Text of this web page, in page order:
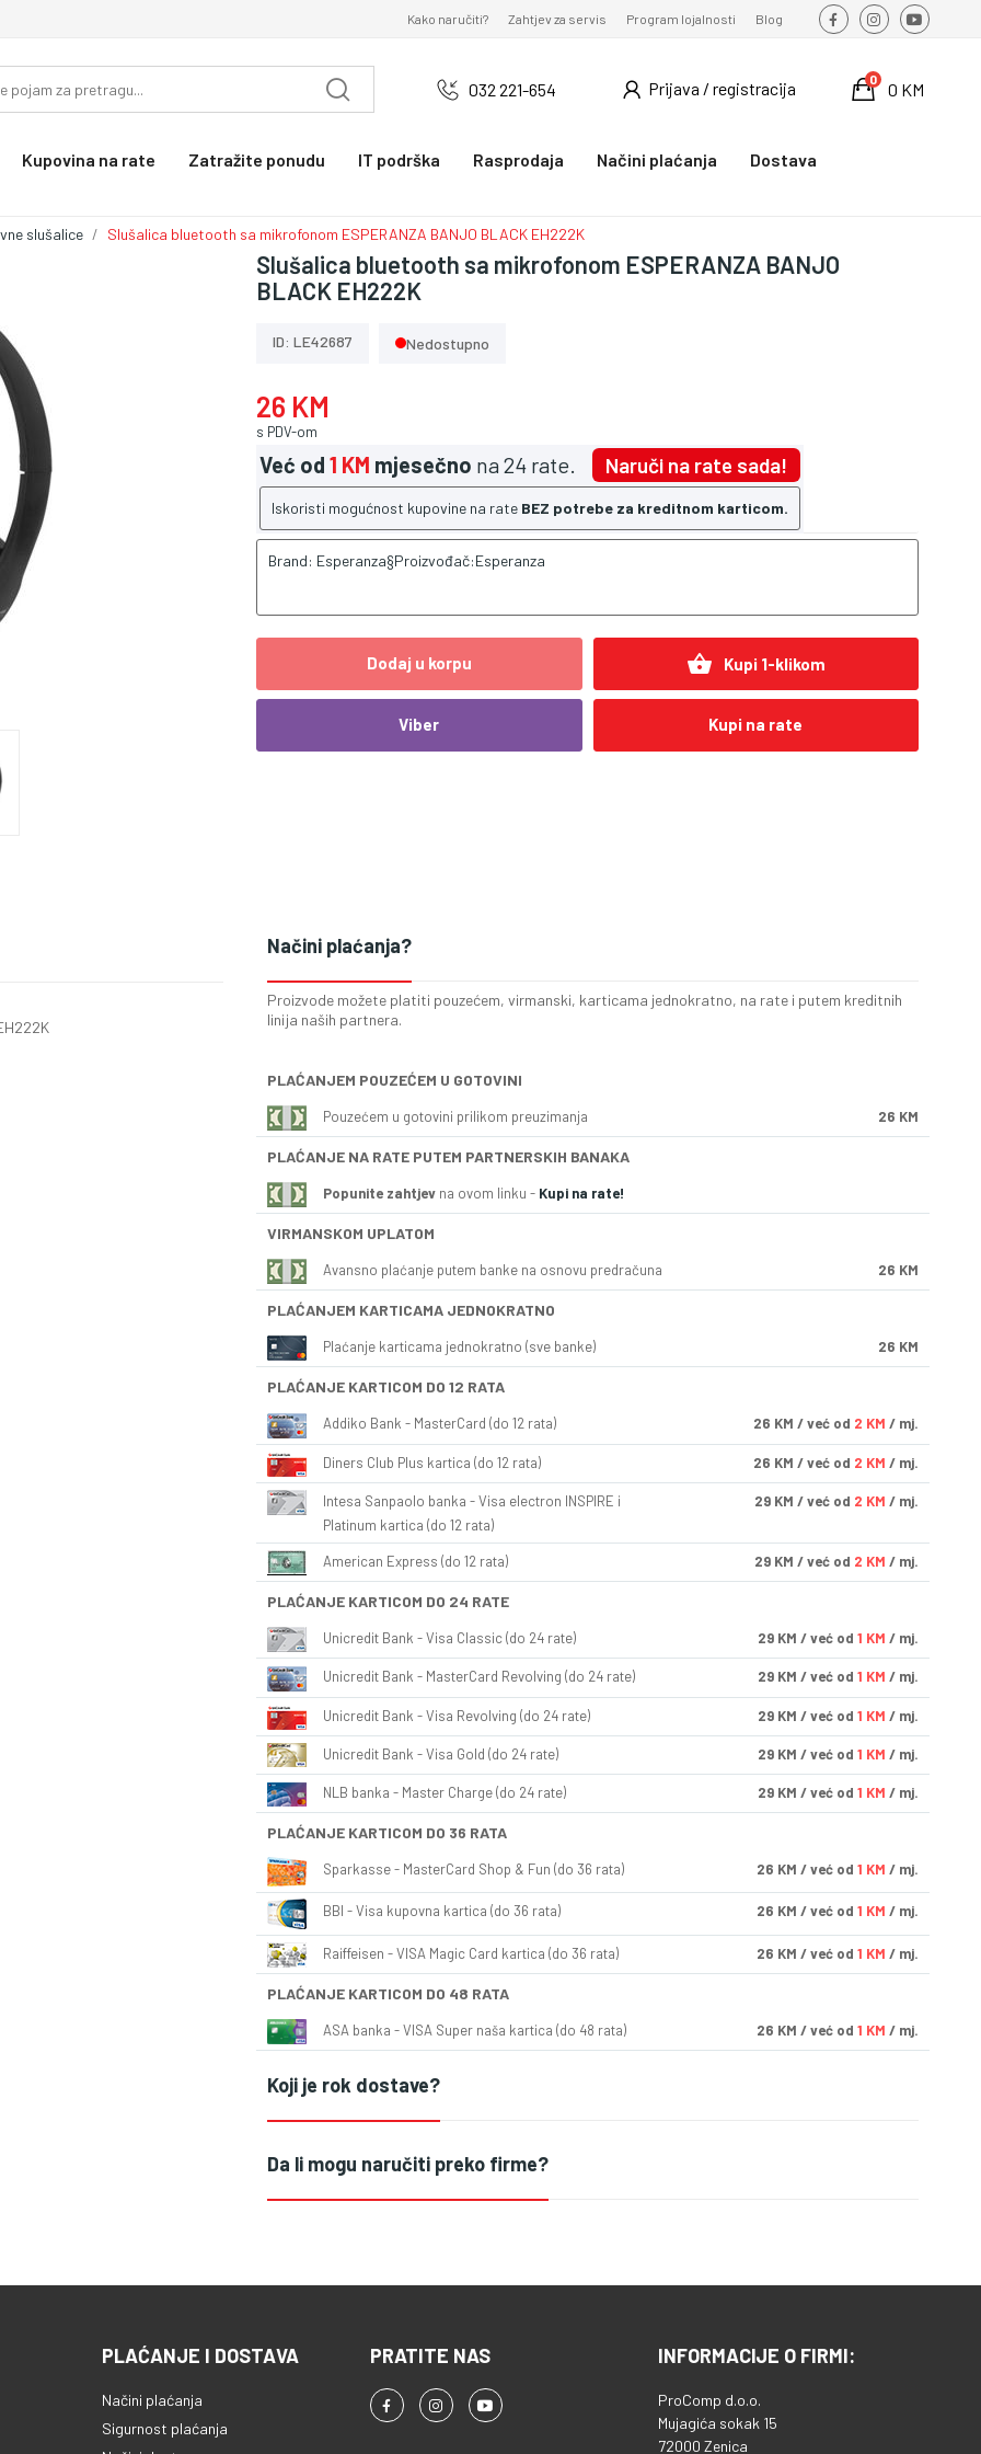
Kako naručiti? Zahtjev za servis Program lojalnosti Blog
032 221-654 Prijava / registracija 0 KM
0
Kupovina na rate Zatražite ponudu IT podrška Rasprodaja Načini plaćanja Dostava
slušalice Slušalica bluetooth sa mikrofonom ESPERANZA BANJO BLACK EH222K
Slušalica bluetooth sa mikrofonom ESPERANZA BANJO
BLACK EH222K
ID: LE42687 Nedostupno
26 KM
s PDV-om
Već od 1 KM mjesečno na 24 rate. Naruči na rate sada!
Iskoristi mogućnost kupovine na rate BEZ potrebe za kreditnom karticom.
Brand: Esperanza§Proizvođač:Esperanza
Dodaj u korpu shopping_basket Kupi 1-klikom
Viber Kupi na rate
Načini plaćanja?
Proizvode možete platiti pouzećem, virmanski, karticama jednokratno, na rate i putem kreditnih
linija naših partnera.
PLAĆANJEM POUZEĆEM U GOTOVINI
Pouzećem u gotovini prilikom preuzimanja 26 KM
PLAĆANJE NA RATE PUTEM PARTNERSKIH BANAKA
Popunite zahtjev na ovom linku - Kupi na rate!
VIRMANSKOM UPLATOM
Avansno plaćanje putem banke na osnovu predračuna 26 KM
PLAĆANJEM KARTICAMA JEDNOKRATNO
Plaćanje karticama jednokratno (sve banke) 26 KM
PLAĆANJE KARTICOM DO 12 RATA
Addiko Bank - MasterCard (do 12 rata) 26 KM / već od 2 KM / mj.
Diners Club Plus kartica (do 12 rata) 26 KM / već od 2 KM / mj.
Intesa Sanpaolo banka - Visa electron INSPIRE i
Platinum kartica (do 12 rata)
29 KM / već od 2 KM / mj.
American Express (do 12 rata) 29 KM / već od 2 KM / mj.
PLAĆANJE KARTICOM DO 24 RATE
Unicredit Bank - Visa Classic (do 24 rate) 29 KM / već od 1 KM / mj.
Unicredit Bank - MasterCard Revolving (do 24 rate) 29 KM / već od 1 KM / mj.
Unicredit Bank - Visa Revolving (do 24 rate) 29 KM / već od 1 KM / mj.
Unicredit Bank - Visa Gold (do 24 rate) 29 KM / već od 1 KM / mj.
NLB banka - Master Charge (do 24 rate) 29 KM / već od 1 KM / mj.
PLAĆANJE KARTICOM DO 36 RATA
Sparkasse - MasterCard Shop & Fun (do 36 rata) 26 KM / već od 1 KM / mj.
BBI - Visa kupovna kartica (do 36 rata) 26 KM / već od 1 KM / mj.
Raiffeisen - VISA Magic Card kartica (do 36 rata) 26 KM / već od 1 KM / mj.
PLAĆANJE KARTICOM DO 48 RATA
ASA banka - VISA Super naša kartica (do 48 rata) 26 KM / već od 1 KM / mj.
Koji je rok dostave?
Da li mogu naručiti preko firme?
PLAĆANJE I DOSTAVA
Načini plaćanja
Sigurnost plaćanja
PRATITE NAS INFORMACIJE O FIRMI:
ProComp d.o.o.
Mujagića sokak 15
72000 Zenica